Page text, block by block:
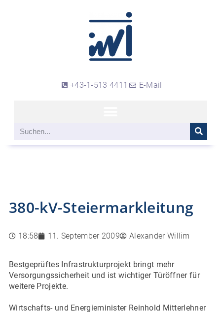
+43-1-513 4411 E-Mail
380-kV-Steiermarkleitung
18:58 11. September 2009 Alexander Willim
Bestgeprüftes Infrastrukturprojekt bringt mehr
Versorgungssicherheit und ist wichtiger Türöffner für
weitere Projekte.
Wirtschafts- und Energieminister Reinhold Mitterlehner